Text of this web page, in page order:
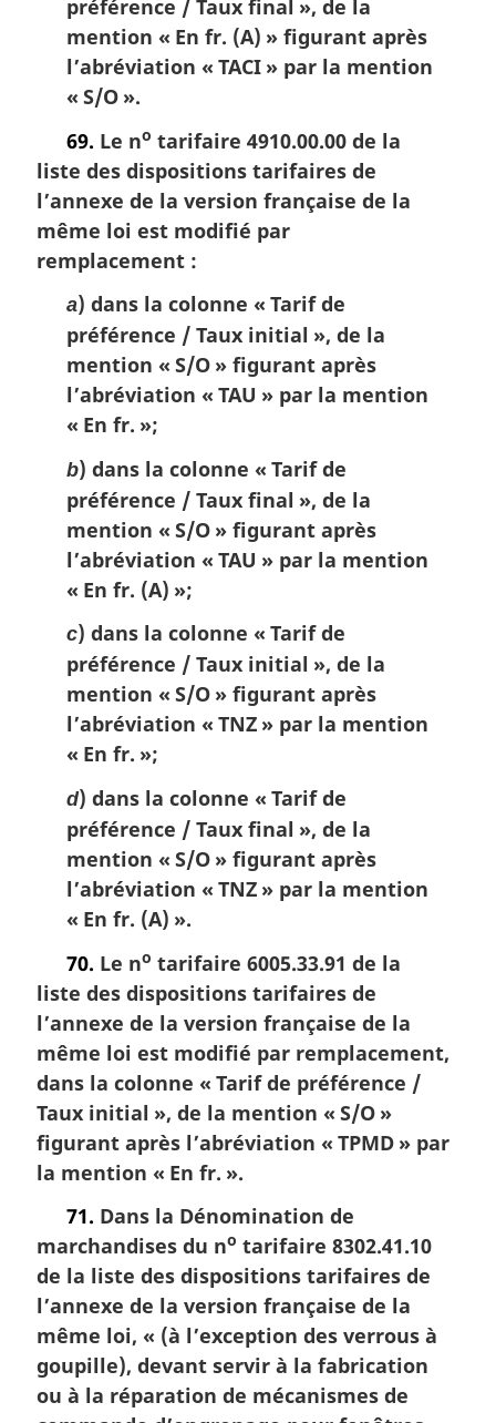
préférence / Taux final », de la
mention « En fr. (A) » figurant après
l’abréviation « TACI » par la mention
« S/O ».
69. Le no tarifaire 4910.00.00 de la
liste des dispositions tarifaires de
l’annexe de la version française de la
même loi est modifié par
remplacement :
a) dans la colonne « Tarif de
préférence / Taux initial », de la
mention « S/O » figurant après
l’abréviation « TAU » par la mention
« En fr. »;
b) dans la colonne « Tarif de
préférence / Taux final », de la
mention « S/O » figurant après
l’abréviation « TAU » par la mention
« En fr. (A) »;
c) dans la colonne « Tarif de
préférence / Taux initial », de la
mention « S/O » figurant après
l’abréviation « TNZ » par la mention
« En fr. »;
d) dans la colonne « Tarif de
préférence / Taux final », de la
mention « S/O » figurant après
l’abréviation « TNZ » par la mention
« En fr. (A) ».
70. Le no tarifaire 6005.33.91 de la
liste des dispositions tarifaires de
l’annexe de la version française de la
même loi est modifié par remplacement,
dans la colonne « Tarif de préférence /
Taux initial », de la mention « S/O »
figurant après l’abréviation « TPMD » par
la mention « En fr. ».
71. Dans la Dénomination de
marchandises du no tarifaire 8302.41.10
de la liste des dispositions tarifaires de
l’annexe de la version française de la
même loi, « (à l’exception des verrous à
goupille), devant servir à la fabrication
ou à la réparation de mécanismes de